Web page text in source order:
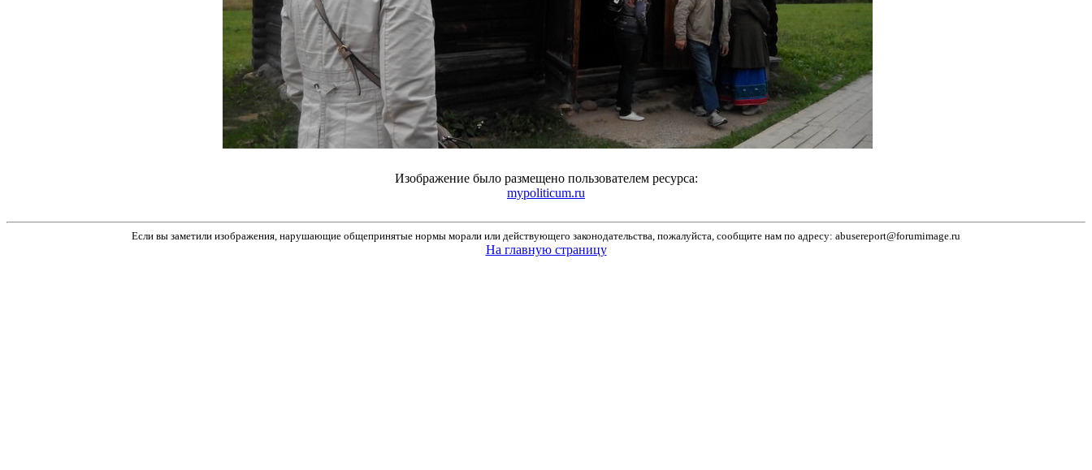
Изображение было размещено пользователем ресурса:
mypoliticum.ru
Если вы заметили изображения, нарушающие общепринятые нормы морали или действующего законодательства, пожалуйста, сообщите нам по адресу: abusereport@forumimage.ru
На главную страницу